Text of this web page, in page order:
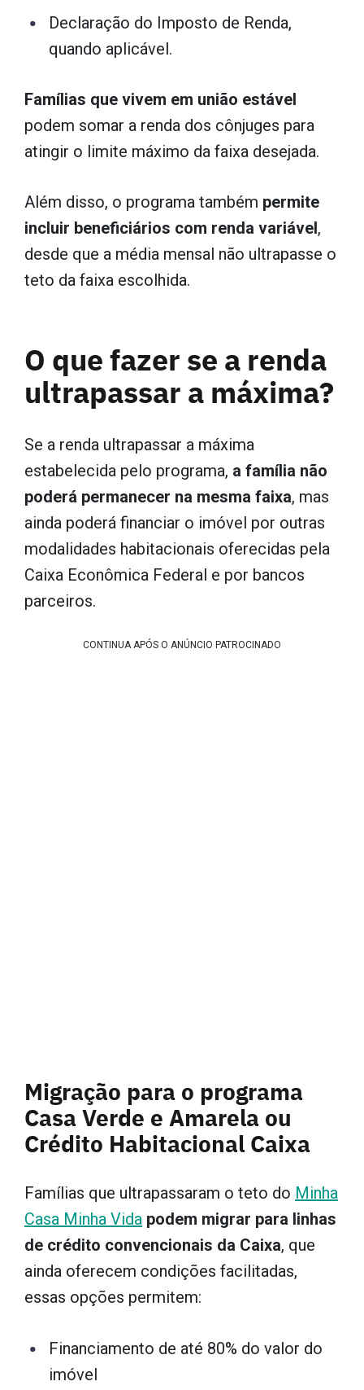
Declaração do Imposto de Renda,
quando aplicável.
Famílias que vivem em união estável
podem somar a renda dos cônjuges para
atingir o limite máximo da faixa desejada.
Além disso, o programa também permite
incluir beneficiários com renda variável,
desde que a média mensal não ultrapasse o
teto da faixa escolhida.
O que fazer se a renda
ultrapassar a máxima?
Se a renda ultrapassar a máxima
estabelecida pelo programa, a família não
poderá permanecer na mesma faixa, mas
ainda poderá financiar o imóvel por outras
modalidades habitacionais oferecidas pela
Caixa Econômica Federal e por bancos
parceiros.
CONTINUA APÓS O ANÚNCIO PATROCINADO
Migração para o programa
Casa Verde e Amarela ou
Crédito Habitacional Caixa
Famílias que ultrapassaram o teto do Minha
Casa Minha Vida podem migrar para linhas
de crédito convencionais da Caixa, que
ainda oferecem condições facilitadas,
essas opções permitem:
Financiamento de até 80% do valor do
imóvel